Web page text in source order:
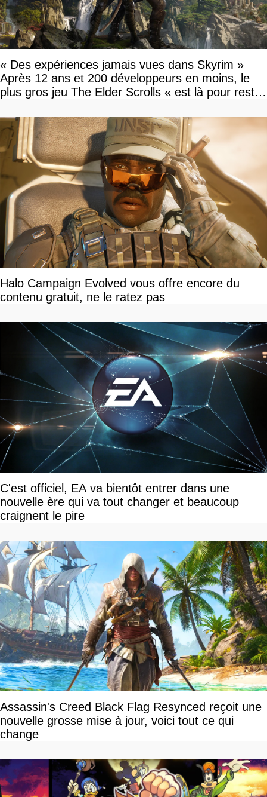
« Des expériences jamais vues dans Skyrim »
Après 12 ans et 200 développeurs en moins, le
plus gros jeu The Elder Scrolls « est là pour rester
Halo Campaign Evolved vous offre encore du
contenu gratuit, ne le ratez pas
C'est officiel, EA va bientôt entrer dans une
nouvelle ère qui va tout changer et beaucoup
craignent le pire
Assassin's Creed Black Flag Resynced reçoit une
nouvelle grosse mise à jour, voici tout ce qui
change